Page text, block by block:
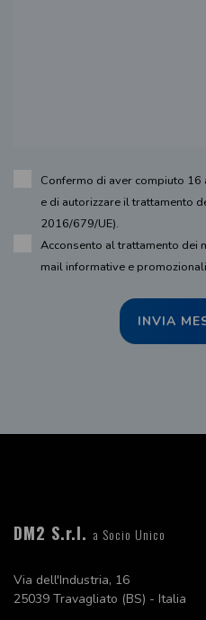
Confermo di aver compiuto 16
e di autorizzare il trattamento
2016/679/UE).
Acconsento al trattamento dei
mail informative e
INVIA
DM2 S.r.l. a Socio Unico
Via dell'Industria, 16
25039 Travagliato (BS) - Italia